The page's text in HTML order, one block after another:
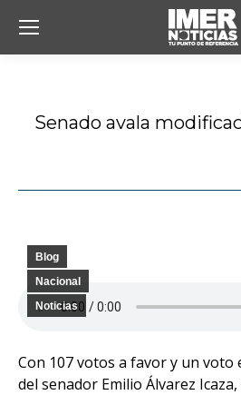
Senado avala
Blog
Nacional
Noticias
Con 107 votos a favor y un
del senador Emilio Álvarez